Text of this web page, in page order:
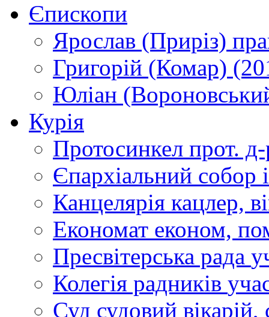
Єпископи
Ярослав (Приріз)
Григорій (Комар)
Юліан
Курія
Протосинкел прот.
Єпархіальний собор
Канцелярія кацлер,
Економат економ,
Пресвітерська рада
Колегія радників
Суд судовий вікарій,